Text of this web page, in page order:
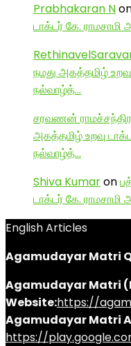
Prabhakaran N
டாக்டர் கே.
நமது அகத்தமிழ்
நல்வாழ்த்…
சரவணன்
அகத்தமிழ் உறவு
நல்வாழ்த்…
Shiva Kumaron
டாக்டர் கே.
English Articles
Agamudayar Matri
Agamudayar Matri
Website:https://
Agamudayar Matri
https://